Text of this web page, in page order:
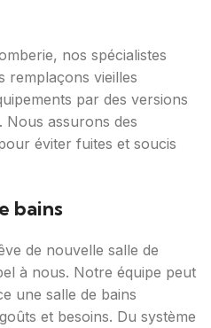
nos spécialistes
remplaçons vieilles
par des versions
Nous assurons des
éviter fuites et soucis
bains
de nouvelle salle de
à nous. Notre équipe peut
une salle de bains
et besoins. Du système